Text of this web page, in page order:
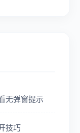
无弹窗提示
技巧